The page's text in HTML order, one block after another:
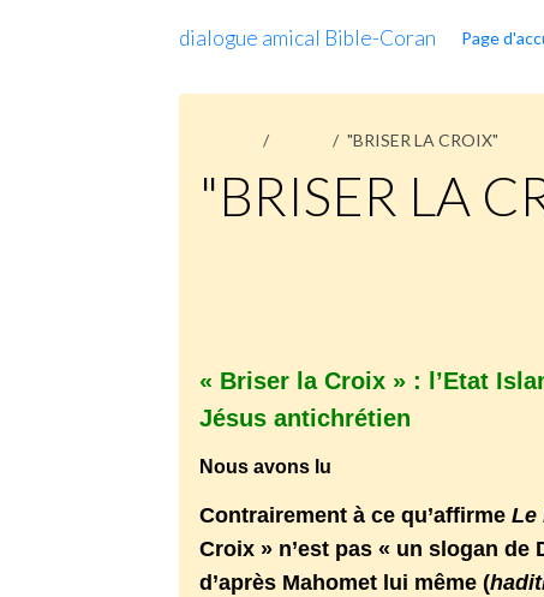
dialogue amical Bible-Coran Page
"BRISER LA CROIX"
"BRISER LA
« Briser la Croix » : l’Etat
Jésus antichrétien
Nous avons lu
Contrairement à ce qu’affirmeLe
Croix » n’est pas « un slogan de
d’après Mahomet lui même (